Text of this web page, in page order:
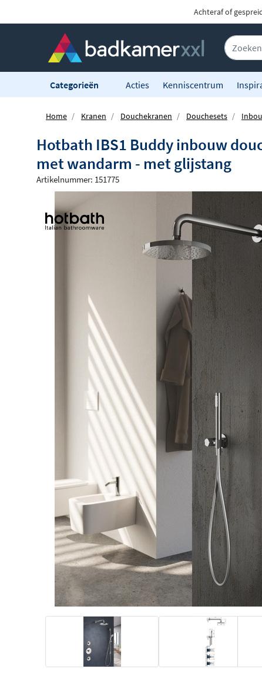
Achteraf of
Categorieën Acties Kenniscentrum
Home Kranen Douchekranen Douchesets
Hotbath IBS1 Buddy inbouw
met wandarm - met glijstang
Artikelnummer: 151775